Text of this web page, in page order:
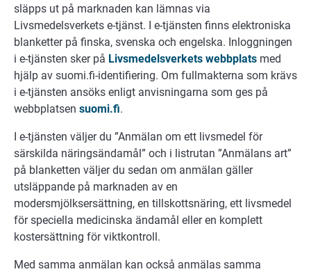
släpps ut på marknaden kan lämnas via
Livsmedelsverkets e-tjänst. I e-tjänsten finns elektroniska
blanketter på finska, svenska och engelska. Inloggningen
i e-tjänsten sker på Livsmedelsverkets webbplats med
hjälp av suomi.fi-identifiering. Om fullmakterna som krävs
i e-tjänsten ansöks enligt anvisningarna som ges på
webbplatsen suomi.fi.
I e-tjänsten väljer du ”Anmälan om ett livsmedel för
särskilda näringsändamål” och i listrutan ”Anmälans art”
på blanketten väljer du sedan om anmälan gäller
utsläppande på marknaden av en
modersmjölksersättning, en tillskottsnäring, ett livsmedel
för speciella medicinska ändamål eller en komplett
kostersättning för viktkontroll.
Med samma anmälan kan också anmälas samma